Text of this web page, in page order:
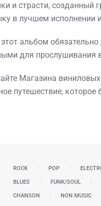
и страсти,
в лучшем исполнении
альбом
для прослушивания
Магазина
путешествие,
ROCK POP
BLUES FUNK/SOUL
CHANSON NON MUSIC